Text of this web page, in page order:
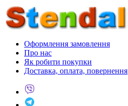
Оформлення замовлення
Про нас
Як робити покупки
Доставка, оплата, повернення